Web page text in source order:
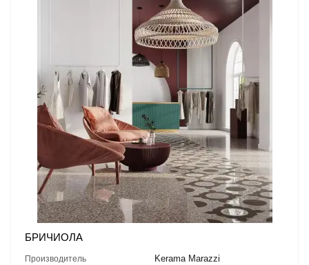
БРИЧИОЛА
Производитель Kerama Marazzi